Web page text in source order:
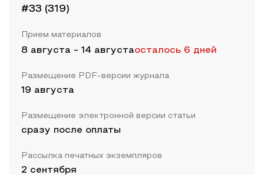
#33 (319)
Прием материалов
8 августа - 14 августаосталось 6 дней
Размещение PDF-версии журнала
19 августа
Размещение электронной версии статьи
сразу после оплаты
Рассылка печатных экземпляров
2 сентября